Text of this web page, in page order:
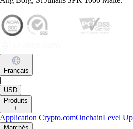
Français
|
USD
Produits
+
Application Crypto.comOnchainLevel Up
Marchés